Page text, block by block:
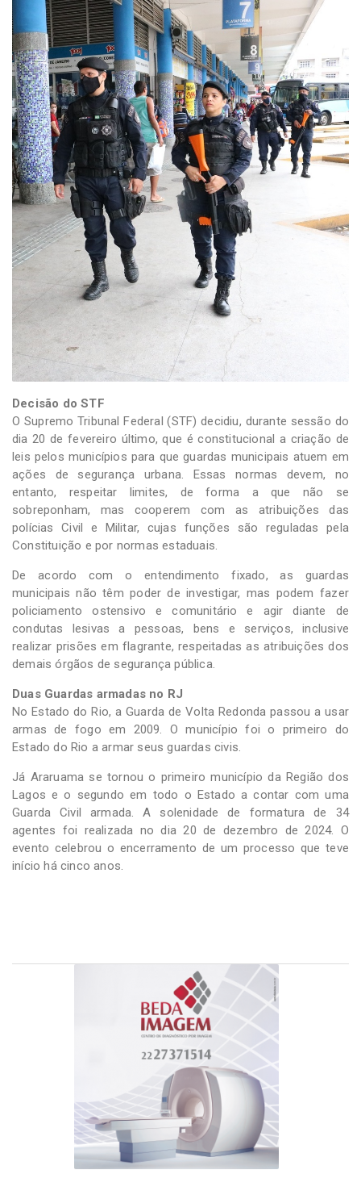
Decisão do STF
O Supremo Tribunal Federal (STF) decidiu, durante sessão do
dia 20 de fevereiro último, que é constitucional a criação de
leis pelos municípios para que guardas municipais atuem em
ações de segurança urbana. Essas normas devem, no
entanto, respeitar limites, de forma a que não se
sobreponham, mas cooperem com as atribuições das
polícias Civil e Militar, cujas funções são reguladas pela
Constituição e por normas estaduais.
De acordo com o entendimento fixado, as guardas
municipais não têm poder de investigar, mas podem fazer
policiamento ostensivo e comunitário e agir diante de
condutas lesivas a pessoas, bens e serviços, inclusive
realizar prisões em flagrante, respeitadas as atribuições dos
demais órgãos de segurança pública.
Duas Guardas armadas no RJ
No Estado do Rio, a Guarda de Volta Redonda passou a usar
armas de fogo em 2009. O município foi o primeiro do
Estado do Rio a armar seus guardas civis.
Já Araruama se tornou o primeiro município da Região dos
Lagos e o segundo em todo o Estado a contar com uma
Guarda Civil armada. A solenidade de formatura de 34
agentes foi realizada no dia 20 de dezembro de 2024. O
evento celebrou o encerramento de um processo que teve
início há cinco anos.